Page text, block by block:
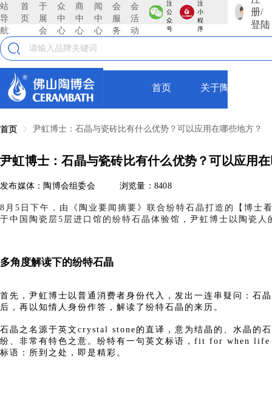
站
导
航:
首
页
于
展
会
众
中
心
商
中
心
闻
中
心
会
服
务
会
活
动
注
公
众
号
注
小
程
序
册/
登陆
首页 关于陶博会
首页 尹虹博士：石晶与瓷砖比有什么优势？可以应用在哪些地方？
尹虹博士：石晶与瓷砖比有什么优势？可以应用
发布媒体：陶博会组委会 浏览量：8408
8月5日下午，由《陶业要闻摘要》联合纷特石晶打造的【博士
于中国陶瓷层5层进口馆的纷特石晶体验馆，尹虹博士以陶瓷
多角度解读下的纷特石晶
首先，尹虹博士以普通消费者身份代入，发出一连串疑问：石
后，再以知情人身份作答，解读了纷特石晶的来历。
石晶之名源于英文crystal stone的直译，意为结晶的、水晶的
纷、非常有特色之意。纷特有一句英文标语，fit for when life
标语：所到之处，即是精彩。